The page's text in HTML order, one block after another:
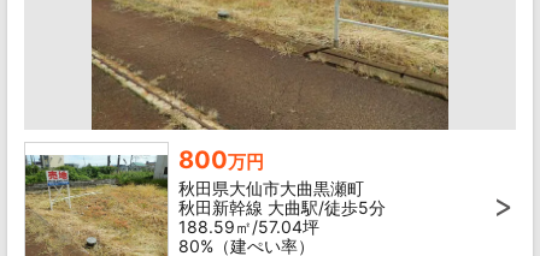
800万円
秋田県大仙市大曲黒瀬町
秋田新幹線 大曲駅/徒歩5分
188.59㎡/57.04坪
80%（建ぺい率）